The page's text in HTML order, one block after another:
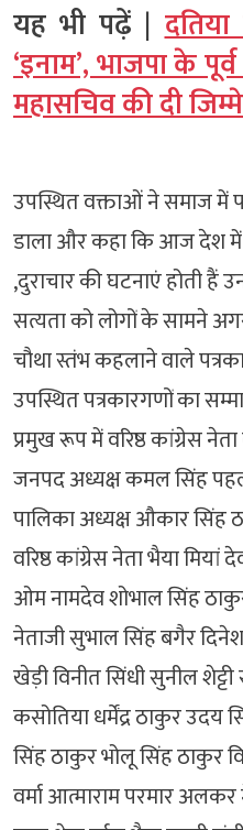
यह भी पढ़ें |
‘इनाम’, भाजपा के
महासचिव की दी
उपस्थित वक्ताओं ने समाज में
डाला और कहा कि आज देश में
,दुराचार की घटनाएं होती
सत्यता को लोगों के सामने
चौथा स्तंभ कहलाने वाले
उपस्थित पत्रकारगणों का
प्रमुख रूप में वरिष्ठ कांग्रेस
जनपद अध्यक्ष कमल सिंह
पालिका अध्यक्ष औकार सिंह
वरिष्ठ कांग्रेस नेता भैया
ओम नामदेव शोभाल सिंह
नेताजी सुभाल सिंह बगैर दिनेश
खेड़ी विनीत सिंधी सुनील
कसोतिया धर्मेंद्र ठाकुर उदय
सिंह ठाकुर भोलू सिंह ठाकुर
वर्मा आत्माराम परमार